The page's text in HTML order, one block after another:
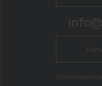
Политика